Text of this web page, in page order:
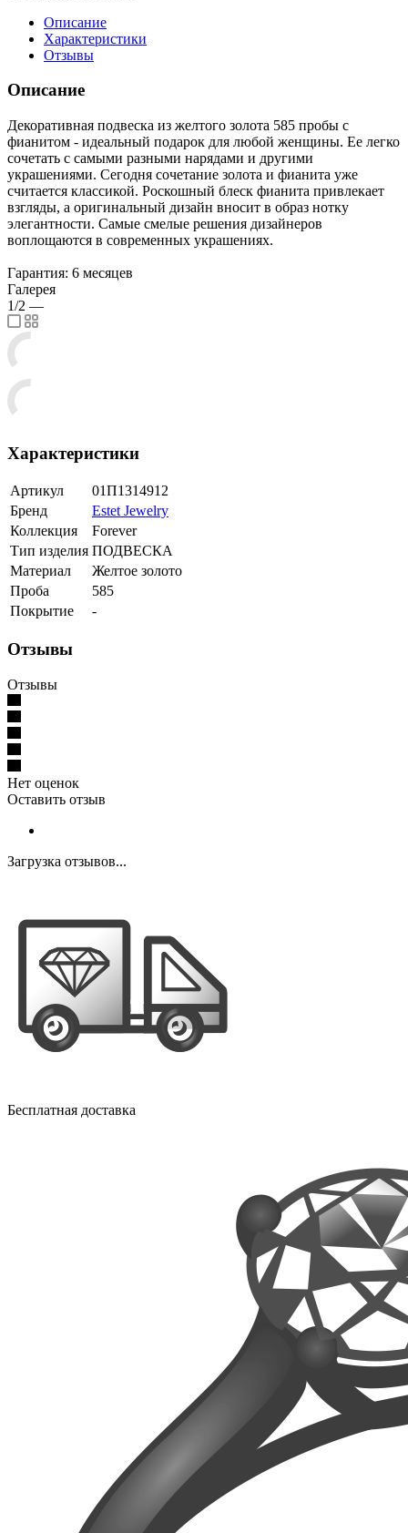
Описание
Характеристики
Отзывы
Описание
Декоративная подвеска из желтого золота 585 пробы с
фианитом - идеальный подарок для любой женщины. Ее легко
сочетать с самыми разными нарядами и другими
украшениями. Сегодня сочетание золота и фианита уже
считается классикой. Роскошный блеск фианита привлекает
взгляды, а оригинальный дизайн вносит в образ нотку
элегантности. Самые смелые решения дизайнеров
воплощаются в современных украшениях.
Гарантия: 6 месяцев
Галерея
1/2 —
Характеристики
Артикул
01П1314912
Бренд
Estet Jewelry
Коллекция
Forever
Тип изделия ПОДВЕСКА
Материал
Желтое золото
Проба
585
Покрытие
-
Отзывы
Отзывы
Нет оценок
Оставить отзыв
Загрузка отзывов...
Бесплатная доставка